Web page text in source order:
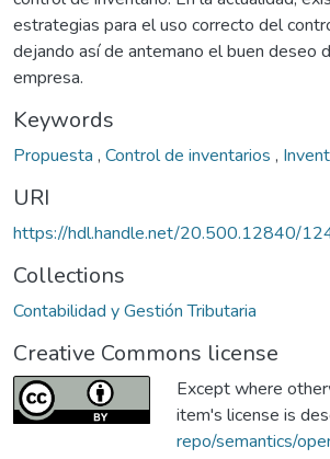
estrategias para el uso correcto del
dejando así de antemano el buen deseo
empresa.
Keywords
Propuesta , Control de inventarios ,
URI
https://hdl.handle.net/20.500.12840/
Collections
Contabilidad y Gestión Tributaria
Creative Commons license
Except where
item's license is
repo/semantics/